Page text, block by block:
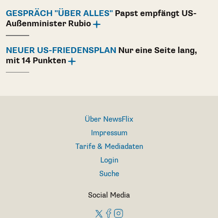
GESPRÄCH "ÜBER ALLES" Papst empfängt US-
Außenminister Rubio
NEUER US-FRIEDENSPLAN Nur eine Seite lang,
mit 14 Punkten
Über NewsFlix
Impressum
Tarife & Mediadaten
Login
Suche
Social Media